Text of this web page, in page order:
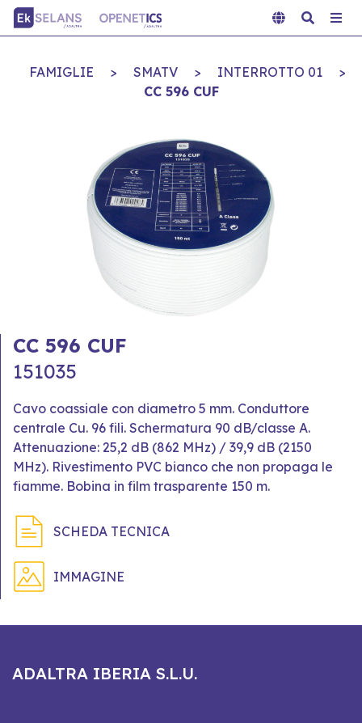
FAMIGLIE > SMATV > INTERROTTO 01
>
CC 596 CUF
CC 596 CUF
151035
Cavo coassiale con diametro 5 mm. Conduttore
centrale Cu. 96 fili. Schermatura 90 dB/classe A.
Attenuazione: 25,2 dB (862 MHz) / 39,9 dB (2150
MHz). Rivestimento PVC bianco che non propaga le
fiamme. Bobina in film trasparente 150 m.
SCHEDA TECNICA
IMMAGINE
ADALTRA IBERIA S.L.U.